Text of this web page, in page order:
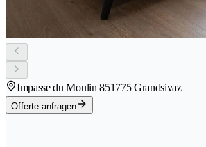
Impasse du Moulin 851775 Grandsivaz
Offerte anfragen